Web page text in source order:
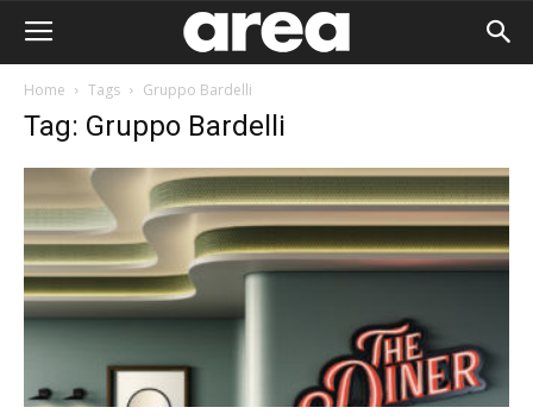
Home Tags Gruppo Bardelli
Tag: Gruppo Bardelli